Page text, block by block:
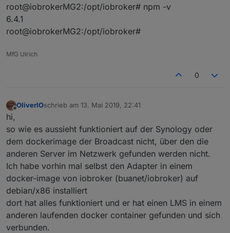
root@iobrokerMG2:/opt/iobroker# npm -v
6.4.1
root@iobrokerMG2:/opt/iobroker#
MfG Ulrich
0
OliverIOschrieb am 13. Mai 2019, 22:41
zuletzt editiert von
hi,
so wie es aussieht funktioniert auf der Synology oder
dem dockerimage der Broadcast nicht, über den die
anderen Server im Netzwerk gefunden werden nicht.
Ich habe vorhin mal selbst den Adapter in einem
docker-image von iobroker (buanet/iobroker) auf
debian/x86 installiert
dort hat alles funktioniert und er hat einen LMS in einem
anderen laufenden docker container gefunden und sich
verbunden.